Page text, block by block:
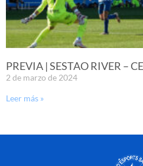
PREVIA | SESTAO RIVER –
2 de marzo de 2024
Leer más »